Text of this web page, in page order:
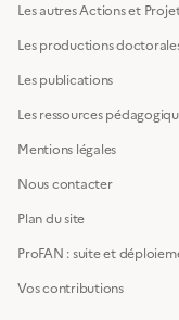
Les autres Actions et
Les productions
Les publications
Les ressources
Mentions légales
Nous contacter
Plan du site
ProFAN : suite et
Vos contributions